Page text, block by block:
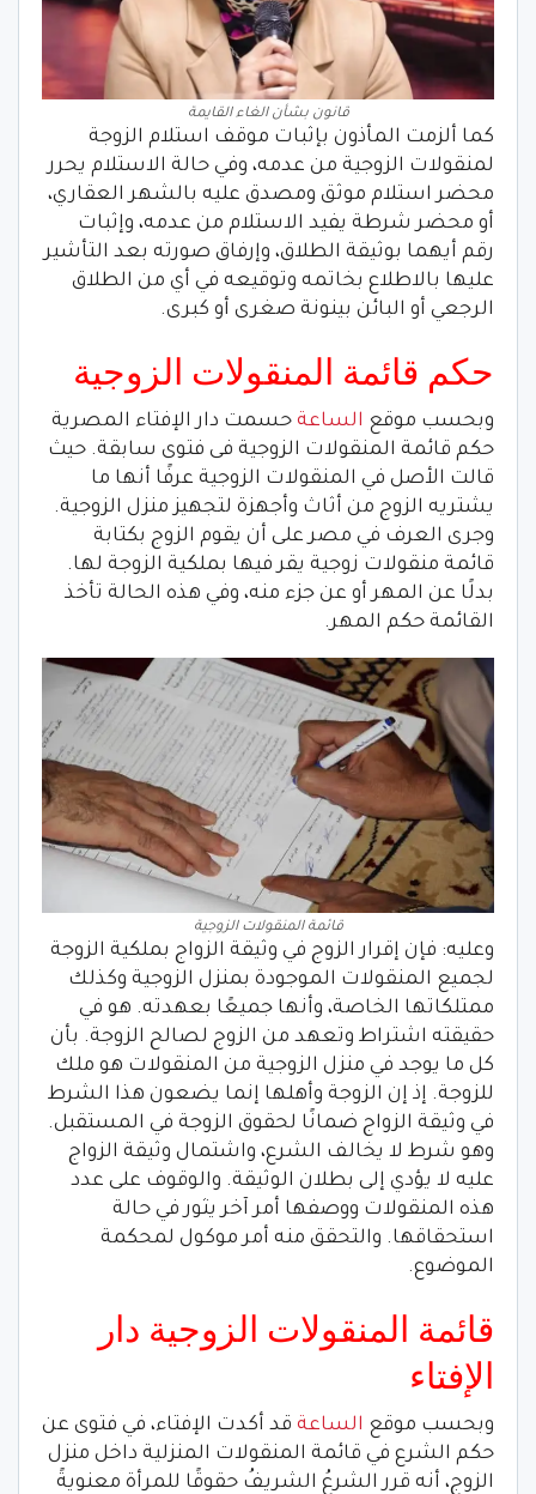
قانون بشأن الغاء القايمة
كما ألزمت المأذون بإثبات موقف استلام الزوجة
لمنقولات الزوجية من عدمه، وفي حالة الاستلام يحرر
محضر استلام موثق ومصدق عليه بالشهر العقاري،
أو محضر شرطة يفيد الاستلام من عدمه، وإثبات
رقم أيهما بوثيقة الطلاق، وإرفاق صورته بعد التأشير
عليها بالاطلاع بخاتمه وتوقيعه في أي من الطلاق
الرجعي أو البائن بينونة صغرى أو كبرى.
حكم قائمة المنقولات الزوجية
وبحسب موقع الساعة حسمت دار الإفتاء المصرية
حكم قائمة المنقولات الزوجية فى فتوى سابقة. حيث
قالت الأصل في المنقولات الزوجية عرفًا أنها ما
يشتريه الزوج من أثاث وأجهزة لتجهيز منزل الزوجية.
وجرى العرف في مصر على أن يقوم الزوج بكتابة
قائمة منقولات زوجية يقر فيها بملكية الزوجة لها.
بدلًا عن المهر أو عن جزء منه، وفي هذه الحالة تأخذ
القائمة حكم المهر.
قائمة المنقولات الزوجية
وعليه: فإن إقرار الزوج في وثيقة الزواج بملكية الزوجة
لجميع المنقولات الموجودة بمنزل الزوجية وكذلك
ممتلكاتها الخاصة، وأنها جميعًا بعهدته. هو في
حقيقته اشتراط وتعهد من الزوج لصالح الزوجة. بأن
كل ما يوجد في منزل الزوجية من المنقولات هو ملك
للزوجة. إذ إن الزوجة وأهلها إنما يضعون هذا الشرط
في وثيقة الزواج ضمانًا لحقوق الزوجة في المستقبل.
وهو شرط لا يخالف الشرع، واشتمال وثيقة الزواج
عليه لا يؤدي إلى بطلان الوثيقة. والوقوف على عدد
هذه المنقولات ووصفها أمر آخر يثور في حالة
استحقاقها. والتحقق منه أمر موكول لمحكمة
الموضوع.
قائمة المنقولات الزوجية دار
الإفتاء
وبحسب موقع الساعة قد أكدت الإفتاء، في فتوى عن
حكم الشرع في قائمة المنقولات المنزلية داخل منزل
الزوج، أنه قرر الشرعُ الشريفُ حقوقًا للمرأة معنويةً